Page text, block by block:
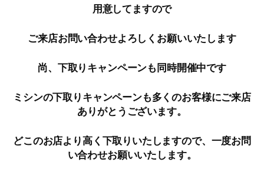
用意してますので
ご来店お問い合わせよろしくお願いいたします
尚、下取りキャンペーンも同時開催中です
ミシンの下取りキャンペーンも多くのお客様にご来店
ありがとうございます。
どこのお店より高く下取りいたしますので、一度お問
い合わせお願いいたします。